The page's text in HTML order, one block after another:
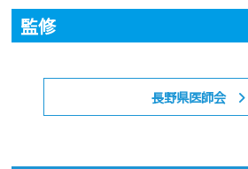
監修
長野県医師会